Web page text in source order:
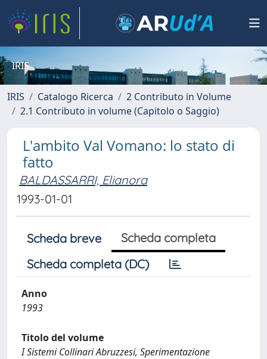
IRIS
IRIS Catalogo Ricerca
2 Contributo in Volume
2.1 Contributo in volume (Capitolo o Saggio)
L'ambito Val Vomano: lo stato di
fatto
BALDASSARRI, Elianora
1993-01-01
Scheda breve
Scheda completa
Scheda completa (DC)
Anno
1993
Titolo del volume
I Sistemi Collinari Abruzzesi, Sperimentazione